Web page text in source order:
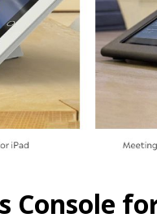
Console